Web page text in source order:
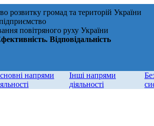
розвитку громад та територій України
повітряного руху України
Відповідальність
напрями
Інші напрями
діяльності